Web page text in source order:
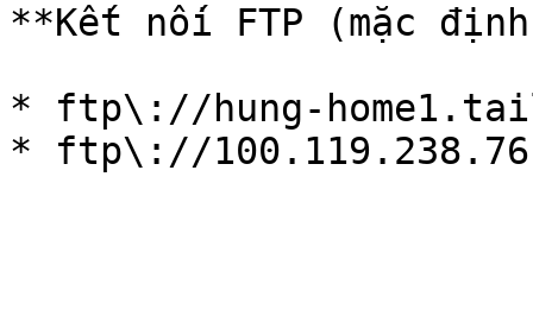
**Kết nối FTP (mặc
* ftp\://hung-